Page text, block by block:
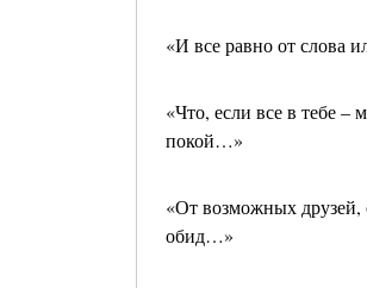
«И все равно от слова
«Что, если все в тебе –
покой…»
«От возможных
обид…»